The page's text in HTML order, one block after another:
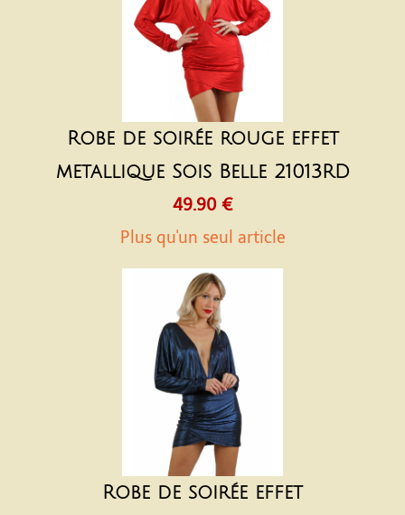
Robe de soirée rouge effet
metallique Sois Belle 21013RD
49.90 €
Plus qu'un seul article
Robe de soirée effet